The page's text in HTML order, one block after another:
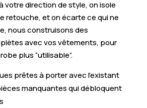
votre direction de style, on isole
retouche, et on écarte ce qui ne
nous construisons des
avec vos vêtements, pour
plus “utilisable”.
prêtes à porter avec l’existant
manquantes qui débloquent